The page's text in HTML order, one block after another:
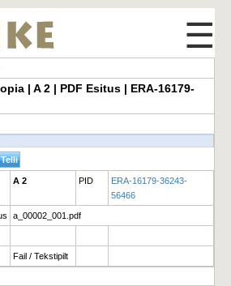
☰
| A 2 | PDF Esitus | ERA-16179-
A 2 PID
ERA-16179-36243-
56466
a_00002_001.pdf
Fail / Tekstipilt